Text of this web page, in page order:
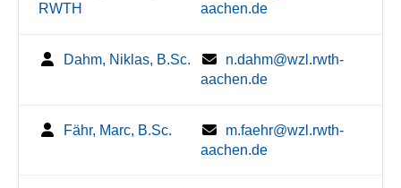
RWTH
aachen.de
Dahm, Niklas, B.Sc.
n.dahm@wzl.rwth-
aachen.de
Fähr, Marc, B.Sc.
m.faehr@wzl.rwth-
aachen.de